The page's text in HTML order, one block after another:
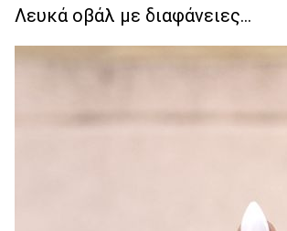
Λευκά οβάλ με διαφάνειες…